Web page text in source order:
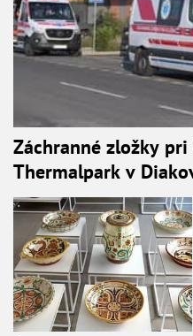
Záchranné zložky pri
Thermalpark v